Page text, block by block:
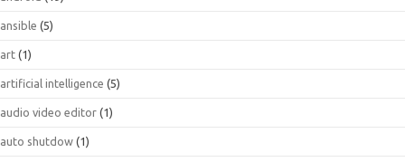
ansible (5)
art (1)
artificial intelligence (5)
audio video editor (1)
auto shutdow (1)